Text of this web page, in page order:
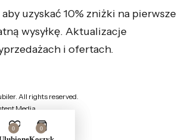
uzyskać 10% zniżki na pierwsze
wysyłkę. Aktualizacje
i ofertach.
All rights reserved.
Media
0 0